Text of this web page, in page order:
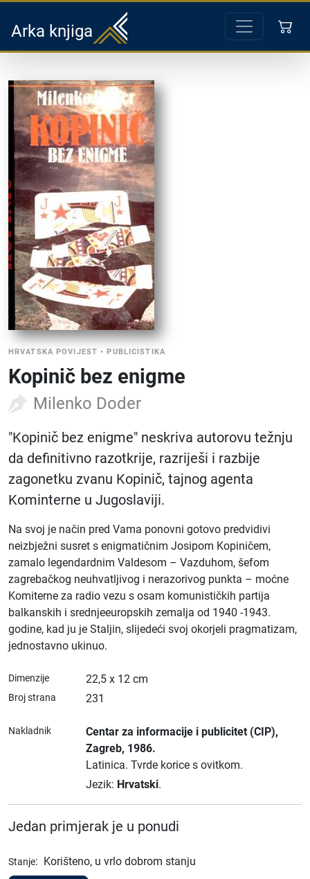
Arka knjiga
HRVATSKA POVIJEST •PUBLICISTIKA
Kopinič bez enigme
Milenko Doder
"Kopinič bez enigme" neskriva autorovu težnju
da definitivno razotkrije, razriješi i razbije
zagonetku zvanu Kopinič, tajnog agenta
Kominterne u Jugoslaviji.
Na svoj je način pred Vama ponovni gotovo predvidivi
neizbježni susret s enigmatičnim Josipom Kopiničem,
zamalo legendardnim Valdesom – Vazduhom, šefom
zagrebačkog neuhvatljivog i nerazorivog punkta – moćne
Komiterne za radio vezu s osam komunističkih partija
balkanskih i srednjeeuropskih zemalja od 1940 -1943.
godine, kad ju je Staljin, slijedeći svoj okorjeli pragmatizam,
jednostavno ukinuo.
Dimenzije 22,5 x 12 cm
Broj strana 231
Nakladnik Centar za informacije i publicitet (CIP),
Zagreb, 1986.
Latinica. Tvrde korice s ovitkom.
Jezik: Hrvatski.
Jedan primjerak je u ponudi
Stanje: Korišteno, u vrlo dobrom stanju